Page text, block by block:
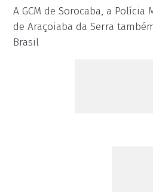
A GCM de Sorocaba, a
de Araçoiaba da Serra
Brasil